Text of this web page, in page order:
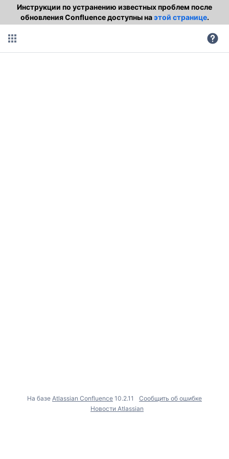
Инструкции по устранению известных проблем после
обновления Confluence доступны наэтой странице.
На базе Atlassian Confluence 10.2.11
Сообщить об ошибке
Новости Atlassian